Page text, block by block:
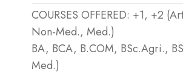
COURSES OFFERED: +1, +2
Non-Med., Med.)
BA, BCA, B.COM, BSc.Agri.,
Med.)